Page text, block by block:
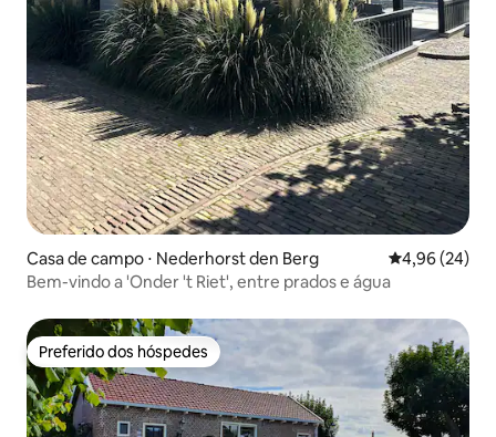
Casa de campo ⋅ Nederhorst den Berg 4,96 de uma
4,96 (24)
Bem-vindo a 'Onder 't Riet', entre prados e água
Preferido dos hóspedes
Preferido dos hóspedes